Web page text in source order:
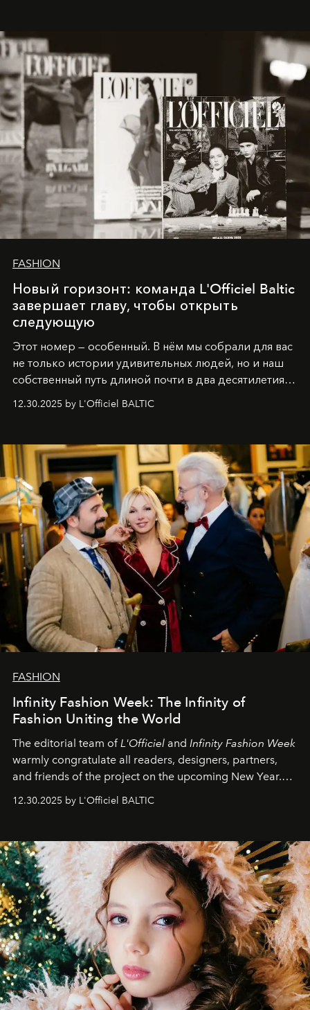
framework where creativity, commerce, and culture
converge with surgical precision.
FASHION
Новый горизонт: команда L'Officiel Baltic
завершает главу, чтобы открыть
следующую
Этот номер — особенный. В нём мы собрали для вас
не только истории удивительных людей, но и наш
собственный путь длиной почти в два десятилетия.
Вместо привычного подведения итогов мы от всей
души говорим спасибо каждому, кто был с нами все
самыми искренними пожеланиями и теплом, ваша
командаL’Officiel Baltic .
12.30.2025 by L'Officiel BALTIC
FASHION
Infinity Fashion Week: The Infinity of
Fashion Uniting the World
The editorial team ofL'Officiel and Infinity Fashion Week
warmly congratulate all readers, designers, partners,
and friends of the project on the upcoming New Year.
May 2026 bring growth, inspiration, bold ideas, and new
achievements.
12.30.2025 by L'Officiel BALTIC